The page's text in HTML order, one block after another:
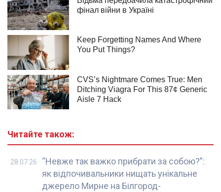
Читайте також:
“Невже так важко прибрати за собою?”:
як відпочивальники нищать унікальне
джерело Мирне на Білгород-
28.07.26